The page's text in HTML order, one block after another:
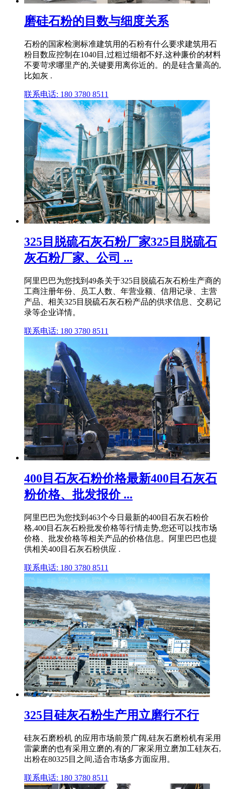
磨硅石粉的目数与细度关系
石粉的国家检测标准建筑用的石粉有什么要求建筑用石
粉目数应控制在1040目,过粗过细都不好,这种廉价的材料
不要苛求哪里产的,关键要用离你近的。的是硅含量高的,
比如灰 .
联系电话: 180 3780 8511
325目脱硫石灰石粉厂家325目脱硫石
灰石粉厂家、公司 ...
阿里巴巴为您找到49条关于325目脱硫石灰石粉生产商的
工商注册年份、员工人数、年营业额、信用记录、主营
产品、相关325目脱硫石灰石粉产品的供求信息、交易记
录等企业详情。
联系电话: 180 3780 8511
400目石灰石粉价格最新400目石灰石
粉价格、批发报价 ...
阿里巴巴为您找到463个今日最新的400目石灰石粉价
格,400目石灰石粉批发价格等行情走势,您还可以找市场
价格、批发价格等相关产品的价格信息。阿里巴巴也提
供相关400目石灰石粉供应 .
联系电话: 180 3780 8511
325目硅灰石粉生产用立磨行不行
硅灰石磨粉机 的应用市场前景广阔,硅灰石磨粉机有采用
雷蒙磨的也有采用立磨的,有的厂家采用立磨加工硅灰石,
出粉在80325目之间,适合市场多方面应用。
联系电话: 180 3780 8511